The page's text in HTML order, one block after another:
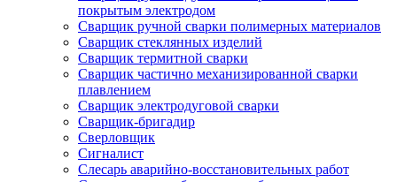
покрытым электродом
Сварщик ручной сварки полимерных материалов
Сварщик стеклянных изделий
Сварщик термитной сварки
Сварщик частично механизированной сварки
плавлением
Сварщик электродуговой сварки
Сварщик-бригадир
Сверловщик
Сигналист
Слесарь аварийно-восстановительных работ